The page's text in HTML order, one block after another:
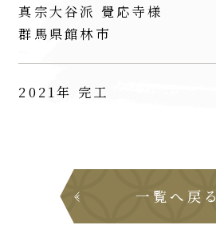
真宗大谷派 覺応寺様
群馬県館林市
2021年 完工
一覧へ戻る